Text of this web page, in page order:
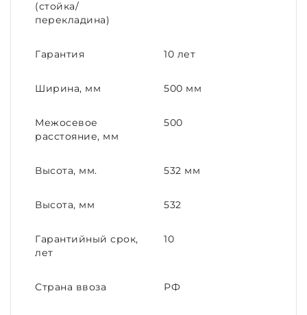
(стойка/
перекладина)
Гарантия 10 лет
Ширина, мм 500 мм
Межосевое
расстояние, мм
500
Высота, мм. 532 мм
Высота, мм 532
Гарантийный срок,
лет
10
Страна ввоза РФ